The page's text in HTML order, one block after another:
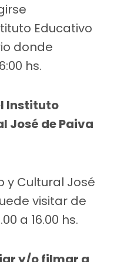
Educativo
donde
hs.
Instituto
José de Paiva
y Cultural José
visitar de
a 16.00 hs.